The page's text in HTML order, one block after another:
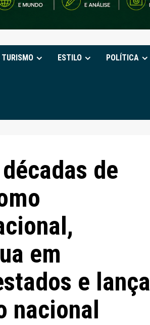
ESTILO POLÍTICA
de
em
e lança
nacional